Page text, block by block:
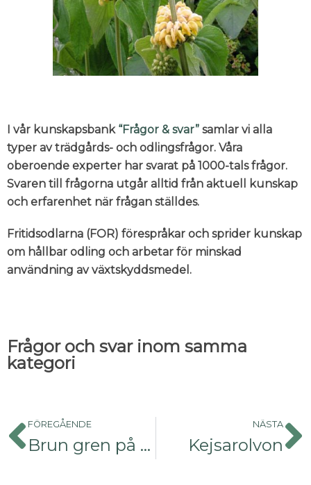
I vår kunskapsbank “Frågor & svar” samlar vi alla
typer av trädgårds- och odlingsfrågor. Våra
oberoende experter har svarat på 1000-tals frågor.
Svaren till frågorna utgår alltid från aktuell kunskap
och erfarenhet när frågan ställdes.
Fritidsodlarna (FOR) förespråkar och sprider kunskap
om hållbar odling och arbetar för minskad
användning av växtskyddsmedel.
Frågor och svar inom samma
kategori
FÖREGÅENDE
Brun gren på en
NÄSTA
Kejsarolvon